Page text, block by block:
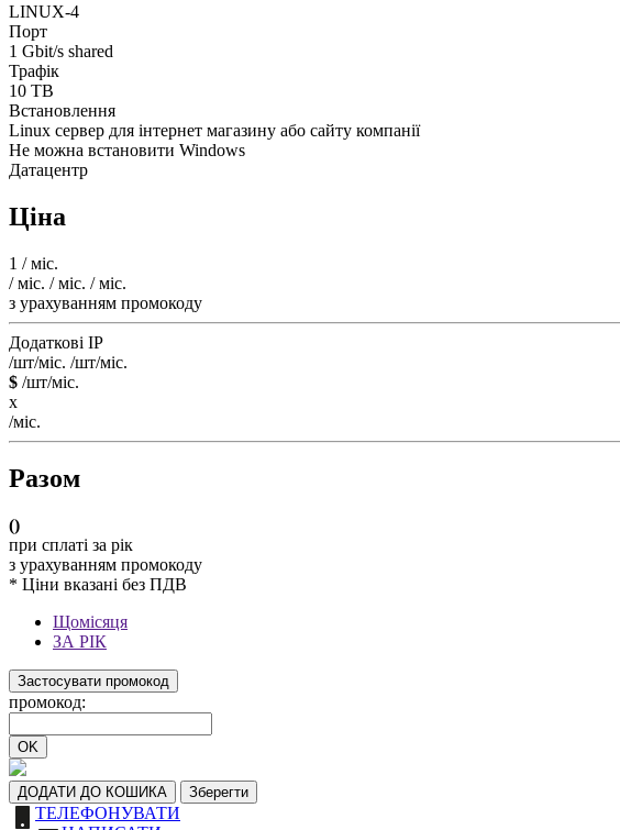
LINUX-4
Порт
1 Gbit/s shared
Трафік
10 TB
Встановлення
Linux сервер для інтернет магазину або сайту компанії
Не можна встановити Windows
Датацентр
Ціна
1 / міс.
/ міс. / міс. / міс.
з урахуванням промокоду
Додаткові IP
/шт/міс. /шт/міс.
$ /шт/міс.
x
/міс.
Разом
()
при сплаті за рік
з урахуванням промокоду
* Ціни вказані без ПДВ
Щомісяця
ЗА РІК
Застосувати промокод
промокод:
OK
ДОДАТИ ДО КОШИКА Зберегти
ТЕЛЕФОНУВАТИ